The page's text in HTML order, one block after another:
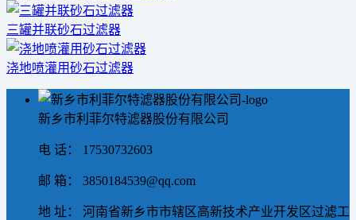
三罐并联砂石过滤器
浇地喷灌用砂石过滤器
新乡市利菲尔特滤器股份有限公司
电 话： 17530732603
邮 箱： 3850184539@qq.com
地 址： 河南省新乡市市辖区高新技术产业开发区过滤工